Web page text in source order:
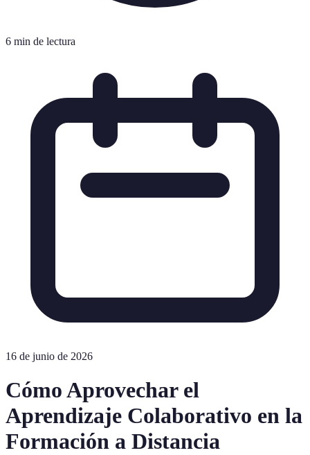
6 min de lectura
16 de junio de 2026
Cómo Aprovechar el
Aprendizaje Colaborativo en la
Formación a Distancia